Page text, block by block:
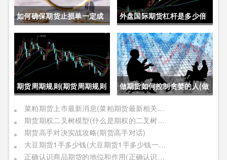
如何确保期货止损单一定成
交成功(如何确保期货止损单
一定成交成功呢)
外盘国际期货杠杆是多少倍
(外盘国际期货杠杆是多少倍
的)
期货周期规则(期货周期规则
是什么)
做期货如何控制贪婪的人(做
期货如何控制贪婪的人呢)
菜粕期货上市最新消息(菜粕期货最新相关信息)
期货期权二叉树模型(什么是期权的二叉树模型)
期货高手对决实战攻略(期货高手对话)
大豆期货1手多少钱(大豆期货1手多少钱一个)
正确认识商品期货的地位和作用(正确认识商品期货的地位和作用是什么)